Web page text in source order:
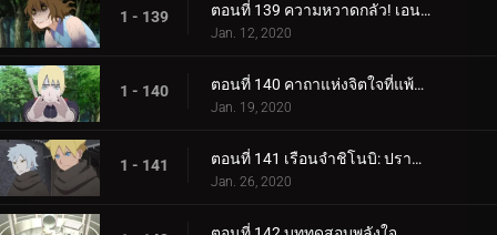
1 - 139 ตอนที่ 139 ความหวาดกลัว! เอนโกะ โอนิคุมะ!
Jan. 12, 2020
1 - 140 ตอนที่ 140 คาถาแห่งจิตใจที่แพ้มันฝรั่งทอด
Jan. 19, 2020
1 - 141 ตอนที่ 141 เรือนจำชิโนบิ: ปราสาทโฮซึกิ
Jan. 26, 2020